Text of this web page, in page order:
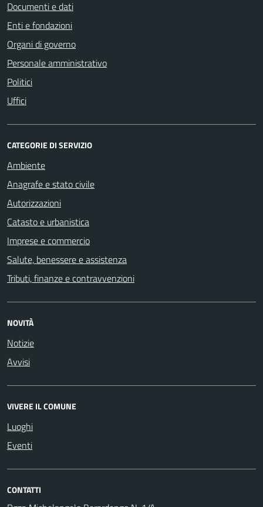
Documenti e dati
Enti e fondazioni
Organi di governo
Personale amministrativo
Politici
Uffici
CATEGORIE DI SERVIZIO
Ambiente
Anagrafe e stato civile
Autorizzazioni
Catasto e urbanistica
Imprese e commercio
Salute, benessere e assistenza
Tributi, finanze e contravvenzioni
NOVITÀ
Notizie
Avvisi
VIVERE IL COMUNE
Luoghi
Eventi
CONTATTI